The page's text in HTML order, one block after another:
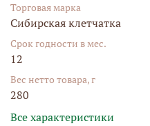
Торговая марка
Сибирская клетчатка
Срок годности в мес.
12
Вес нетто товара, г
280
Все характеристики